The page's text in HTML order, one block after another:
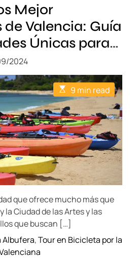
Mejor
Valencia: Guía
Únicas para
de la Aventura
2024
E
s
t
i
m
a
t
e
d
r
e
a
d
i
m
e
9 min read
que ofrece mucho más que
la Ciudad de las Artes y las
que buscan […]
Albufera,Tour en Bicicleta por la